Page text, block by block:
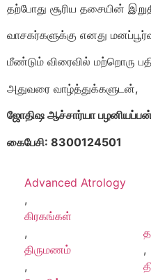
தற்போது சூரிய தசையின்
வாசகர்களுக்கு எனது
மீண்டும் விரைவில் மற்றொரு
அதுவரை வாழ்த்துக்களுடன்,
ஜோதிஷ ஆச்சார்யா
கைபேசி: 8300124501
Advanced Atrology
,
கிரகங்கள்
,
திருமணம்
,
,